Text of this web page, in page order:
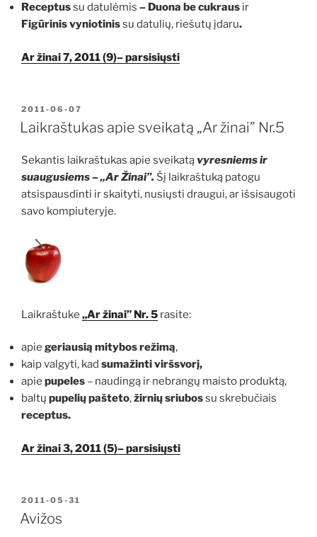
Receptussu datulėmis – Duona be cukraus ir
Figūrinis vyniotinissu datulių, riešutų įdaru.
Ar žinai 7, 2011 (9)– parsisiųsti
PASKELBTA
2011-06-07
Laikraštukas apie sveikatą „Ar žinai” Nr.5
Sekantis laikraštukas apie sveikatą vyresniems ir
suaugusiems – „Ar Žinai”. Šį laikraštuką patogu
atsispausdinti ir skaityti, nusiųsti draugui, ar išsisaugoti
savo kompiuteryje.
Laikraštuke „Ar žinai” Nr. 5 rasite:
apie geriausią mitybos režimą,
kaip valgyti, kad sumažinti viršsvorį,
apie pupeles – naudingą ir nebrangų maisto produktą,
baltų pupelių pašteto,žirnių sriubossu skrebučiais
receptus.
Ar žinai 3, 2011 (5)– parsisiųsti
PASKELBTA
2011-05-31
Avižos